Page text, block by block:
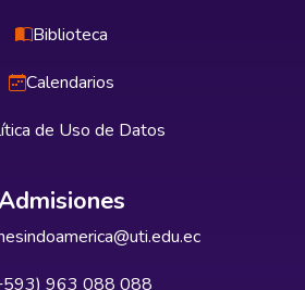
Biblioteca
Calendarios
de Uso de Datos
963 088 088